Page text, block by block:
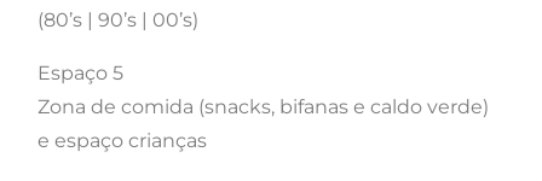
(80’s | 90’s | 00’s)
Espaço 5
Zona de comida (snacks, bifanas e caldo verde)
e espaço crianças